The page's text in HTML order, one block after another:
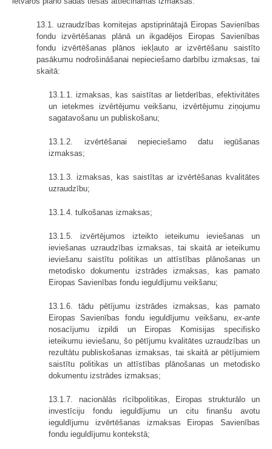
13.1. uzraudzības komitejas apstiprinātajā Eiropas Savienības
fondu izvērtēšanas plānā un ikgadējos Eiropas Savienības
fondu izvērtēšanas plānos iekļauto ar izvērtēšanu saistīto
pasākumu nodrošināšanai nepieciešamo darbību izmaksas, tai
skaitā:
13.1.1. izmaksas, kas saistītas ar lietderības, efektivitātes
un ietekmes izvērtējumu veikšanu, izvērtējumu ziņojumu
sagatavošanu un publiskošanu;
13.1.2. izvērtēšanai nepieciešamo datu iegūšanas
izmaksas;
13.1.3. izmaksas, kas saistītas ar izvērtēšanas kvalitātes
uzraudzību;
13.1.4. tulkošanas izmaksas;
13.1.5. izvērtējumos izteikto ieteikumu ieviešanas un
ieviešanas uzraudzības izmaksas, tai skaitā ar ieteikumu
ieviešanu saistītu politikas un attīstības plānošanas un
metodisko dokumentu izstrādes izmaksas, kas pamato
Eiropas Savienības fondu ieguldījumu veikšanu;
13.1.6. tādu pētījumu izstrādes izmaksas, kas pamato
Eiropas Savienības fondu ieguldījumu veikšanu, ex-ante
nosacījumu izpildi un Eiropas Komisijas specifisko
ieteikumu ieviešanu, šo pētījumu kvalitātes uzraudzības un
rezultātu publiskošanas izmaksas, tai skaitā ar pētījumiem
saistītu politikas un attīstības plānošanas un metodisko
dokumentu izstrādes izmaksas;
13.1.7. nacionālās rīcībpolitikas, Eiropas strukturālo un
investīciju fondu ieguldījumu un citu finanšu avotu
ieguldījumu izvērtēšanas izmaksas Eiropas Savienības
fondu ieguldījumu kontekstā;